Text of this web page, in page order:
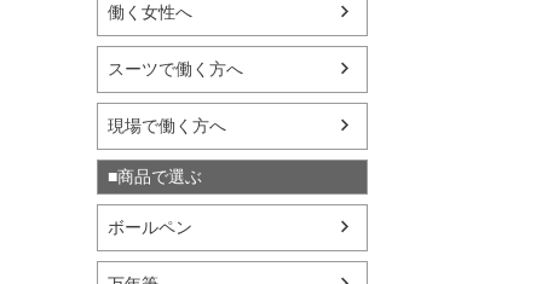
働く女性へ
スーツで働く方へ
現場で働く方へ
■商品で選ぶ
ボールペン